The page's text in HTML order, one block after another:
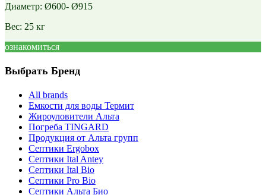
Диаметр: Ø600- Ø915
Вес: 25 кг
ознакомиться
Выбрать Бренд
All brands
Емкости для воды Термит
Жироуловители Альта
Погреба TINGARD
Продукция от Альта групп
Септики Ergobox
Септики Ital Antey
Септики Ital Bio
Септики Pro Bio
Септики Альта Био